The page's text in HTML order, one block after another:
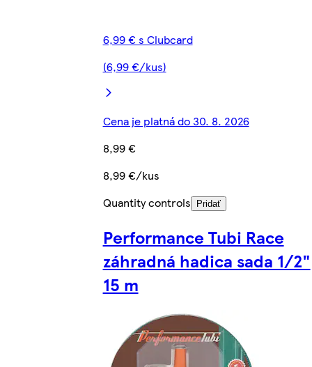
6,99 € s Clubcard
(6,99 €/kus)
Cena je platná do 30. 8. 2026
8,99 €
8,99 €/kus
Quantity controls
Pridať
Performance Tubi Race
záhradná hadica sada 1/2"
15 m